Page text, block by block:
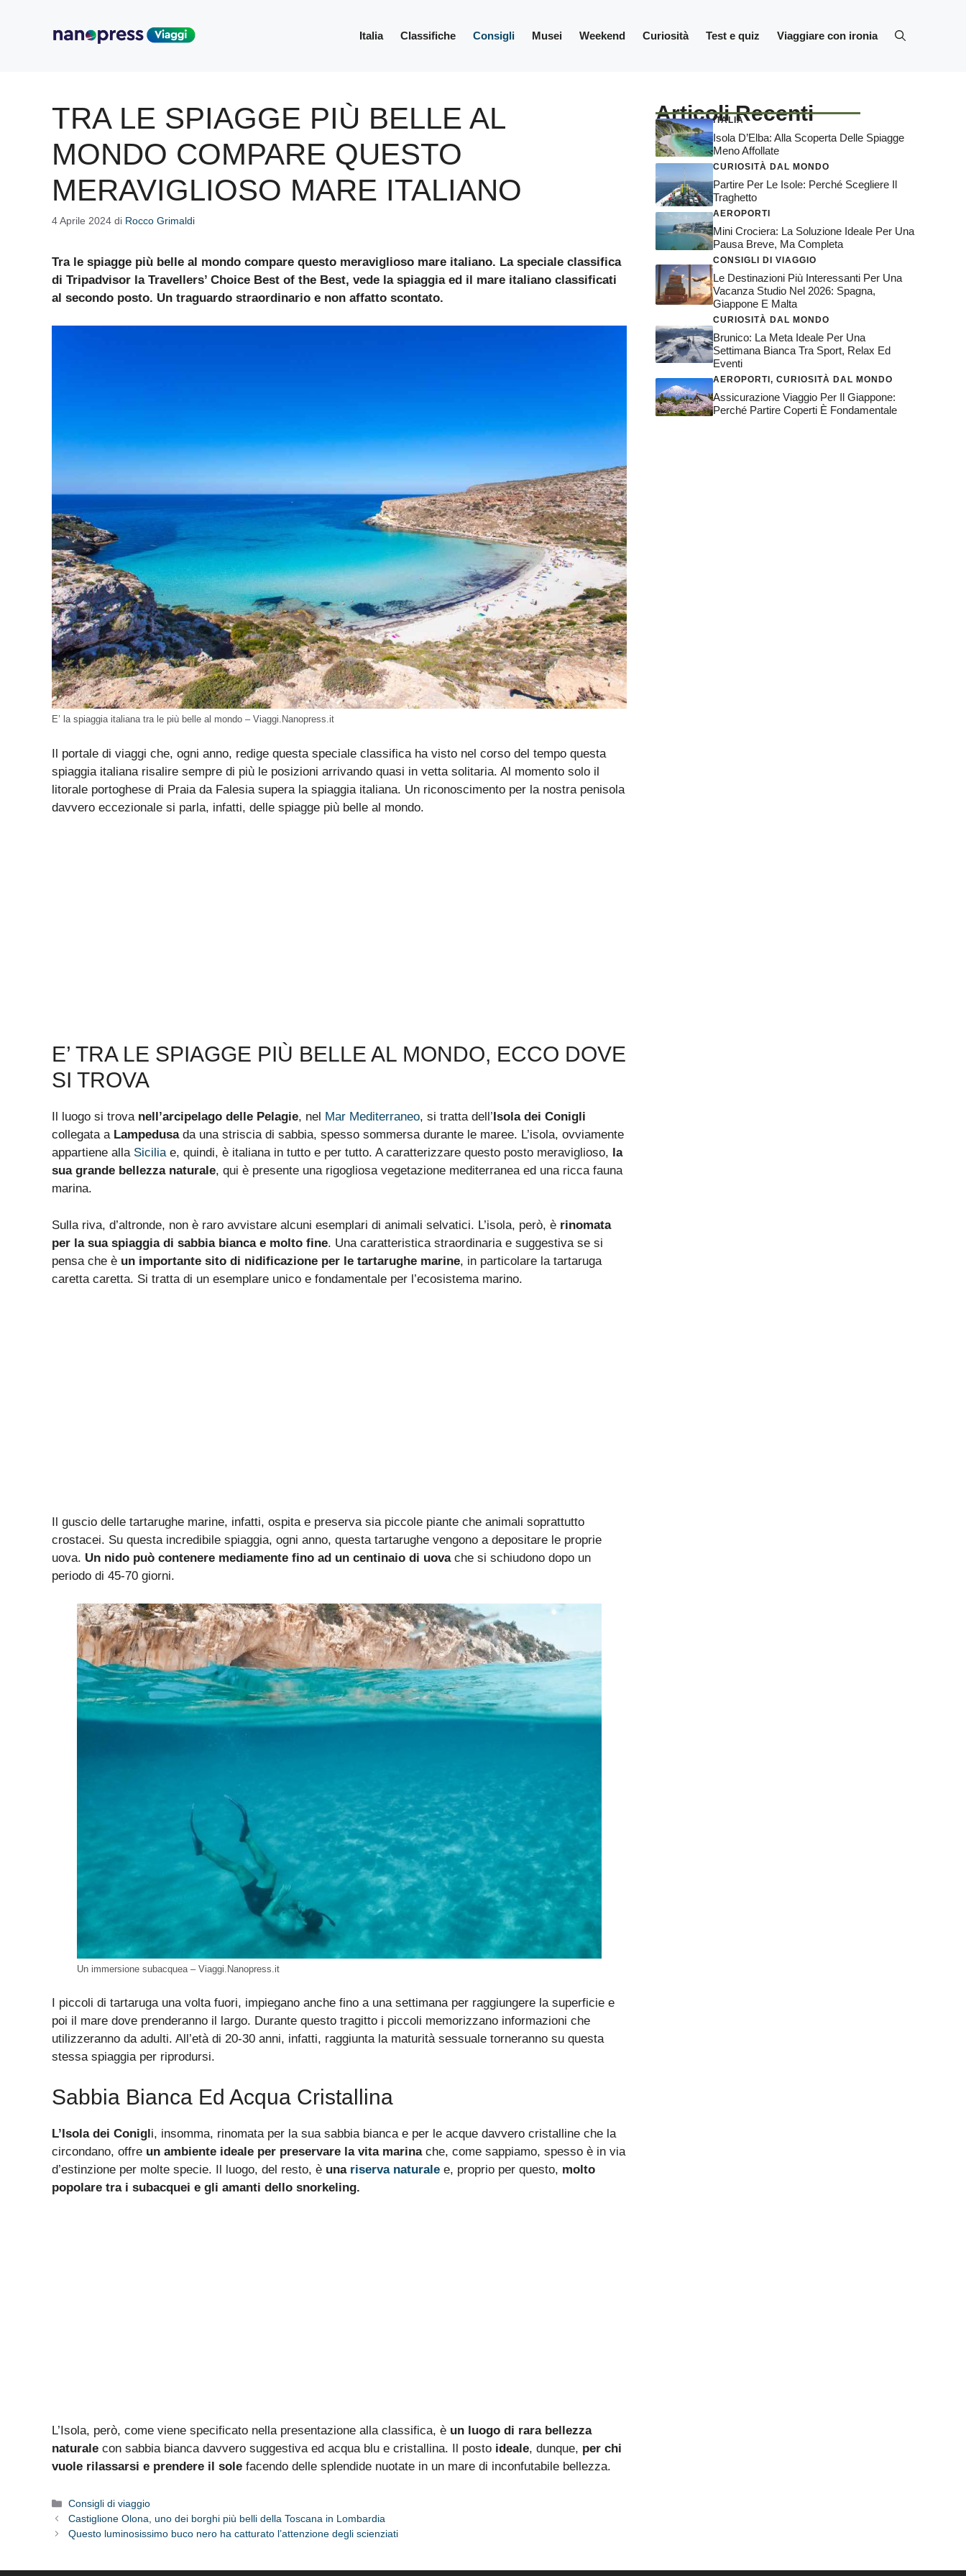
Italia Classifiche Consigli Musei Weekend Curiosità Test e quiz Viaggiare con ironia
TRA LE SPIAGGE PIÙ BELLE AL
MONDO COMPARE QUESTO
MERAVIGLIOSO MARE ITALIANO
4 Aprile 2024 di Rocco Grimaldi
Tra le spiagge più belle al mondo compare questo meraviglioso mare italiano. La speciale classifica
di Tripadvisor la Travellers’ Choice Best of the Best, vede la spiaggia ed il mare italiano classificati
al secondo posto. Un traguardo straordinario e non affatto scontato.
E’ la spiaggia italiana tra le più belle al mondo – Viaggi.Nanopress.it
Il portale di viaggi che, ogni anno, redige questa speciale classifica ha visto nel corso del tempo questa
spiaggia italiana risalire sempre di più le posizioni arrivando quasi in vetta solitaria. Al momento solo il
litorale portoghese di Praia da Falesia supera la spiaggia italiana. Un riconoscimento per la nostra penisola
davvero eccezionale si parla, infatti, delle spiagge più belle al mondo.
E’ TRA LE SPIAGGE PIÙ BELLE AL MONDO, ECCO DOVE
SI TROVA
Il luogo si trova nell’arcipelago delle Pelagie, nel Mar Mediterraneo, si tratta dell’Isola dei Conigli
collegata a Lampedusada una striscia di sabbia, spesso sommersa durante le maree. L’isola, ovviamente
appartiene alla Siciliae, quindi, è italiana in tutto e per tutto. A caratterizzare questo posto meraviglioso, la
sua grande bellezza naturale, qui è presente una rigogliosa vegetazione mediterranea ed una ricca fauna
marina.
Sulla riva, d’altronde, non è raro avvistare alcuni esemplari di animali selvatici. L’isola, però, è rinomata
per la sua spiaggia di sabbia bianca e molto fine. Una caratteristica straordinaria e suggestiva se si
pensa che è un importante sito di nidificazione per le tartarughe marine, in particolare la tartaruga
caretta caretta. Si tratta di un esemplare unico e fondamentale per l’ecosistema marino.
Il guscio delle tartarughe marine, infatti, ospita e preserva sia piccole piante che animali soprattutto
crostacei. Su questa incredibile spiaggia, ogni anno, questa tartarughe vengono a depositare le proprie
uova. Un nido può contenere mediamente fino ad un centinaio di uovache si schiudono dopo un
periodo di 45-70 giorni.
Un immersione subacquea – Viaggi.Nanopress.it
I piccoli di tartaruga una volta fuori, impiegano anche fino a una settimana per raggiungere la superficie e
poi il mare dove prenderanno il largo. Durante questo tragitto i piccoli memorizzano informazioni che
utilizzeranno da adulti. All’età di 20-30 anni, infatti, raggiunta la maturità sessuale torneranno su questa
stessa spiaggia per riprodursi.
Sabbia Bianca Ed Acqua Cristallina
L’Isola dei Conigli, insomma, rinomata per la sua sabbia bianca e per le acque davvero cristalline che la
circondano, offre un ambiente ideale per preservare la vita marinache, come sappiamo, spesso è in via
d’estinzione per molte specie. Il luogo, del resto, è una riserva naturale e, proprio per questo, molto
popolare tra i subacquei e gli amanti dello snorkeling.
L’Isola, però, come viene specificato nella presentazione alla classifica, è un luogo di rara bellezza
naturale con sabbia bianca davvero suggestiva ed acqua blu e cristallina. Il posto ideale, dunque, per chi
vuole rilassarsi e prendere il sole facendo delle splendide nuotate in un mare di inconfutabile bellezza.
Categorie
Consigli di viaggio
Castiglione Olona, uno dei borghi più belli della Toscana in Lombardia
Questo luminosissimo buco nero ha catturato l’attenzione degli scienziati
Articoli Recenti
ITALIA
Isola D’Elba: Alla Scoperta Delle Spiagge
Meno Affollate
CURIOSITÀ DAL MONDO
Partire Per Le Isole: Perché Scegliere Il
Traghetto
AEROPORTI
Mini Crociera: La Soluzione Ideale Per Una
Pausa Breve, Ma Completa
CONSIGLI DI VIAGGIO
Le Destinazioni Più Interessanti Per Una
Vacanza Studio Nel 2026: Spagna,
Giappone E Malta
CURIOSITÀ DAL MONDO
Brunico: La Meta Ideale Per Una
Settimana Bianca Tra Sport, Relax Ed
Eventi
AEROPORTI , CURIOSITÀ DAL MONDO
Assicurazione Viaggio Per Il Giappone:
Perché Partire Coperti È Fondamentale